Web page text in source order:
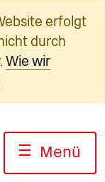
erfolgt
durch
Wie wir
☰ Menü